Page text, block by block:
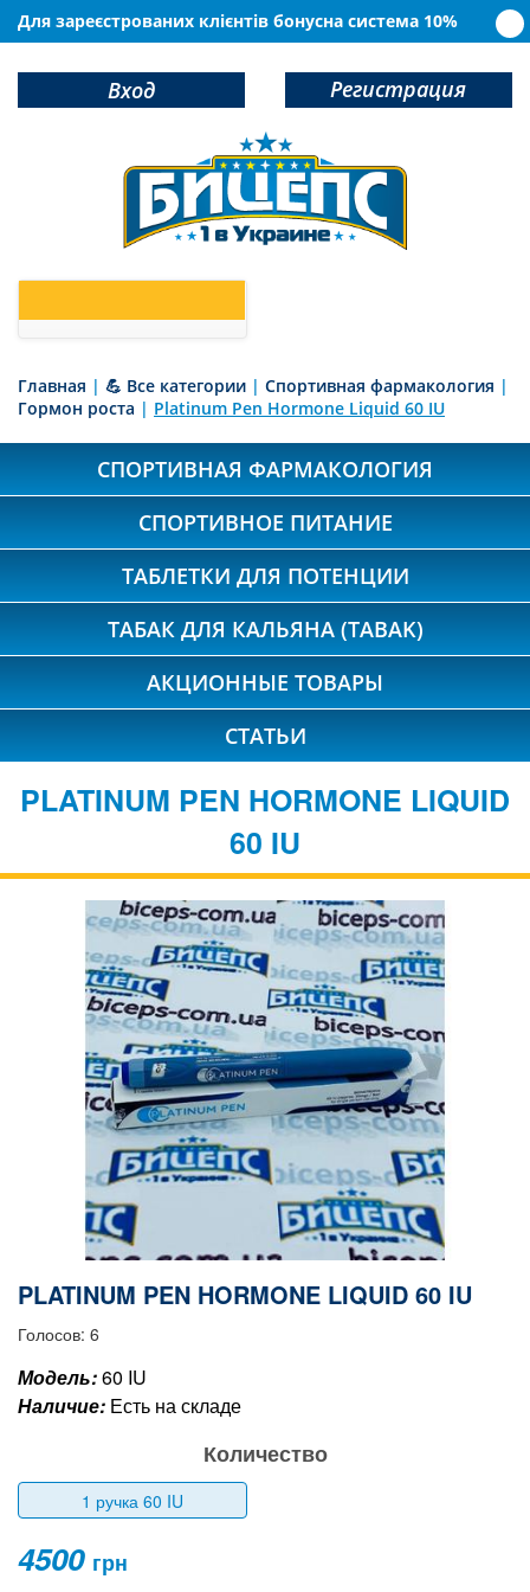
Для зареєстрованих клієнтів бонусна система 10%
Вход Регистрация
Главная | 💪 Все категории | Спортивная фармакология |
Гормон роста | Platinum Pen Hormone Liquid 60 IU
СПОРТИВНАЯ ФАРМАКОЛОГИЯ
СПОРТИВНОЕ ПИТАНИЕ
ТАБЛЕТКИ ДЛЯ ПОТЕНЦИИ
ТАБАК ДЛЯ КАЛЬЯНА (TABAK)
АКЦИОННЫЕ ТОВАРЫ
СТАТЬИ
PLATINUM PEN HORMONE LIQUID
60 IU
PLATINUM PEN HORMONE LIQUID 60 IU
Голосов: 6
Модель:60 IU
Наличие: Есть на складе
Количество
1 ручка 60 IU
4500 грн